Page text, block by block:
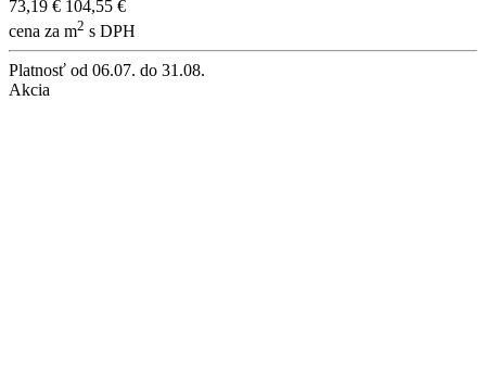
73,19 € 104,55 €
cena za m2 s DPH
Platnosť od 06.07. do 31.08.
Akcia